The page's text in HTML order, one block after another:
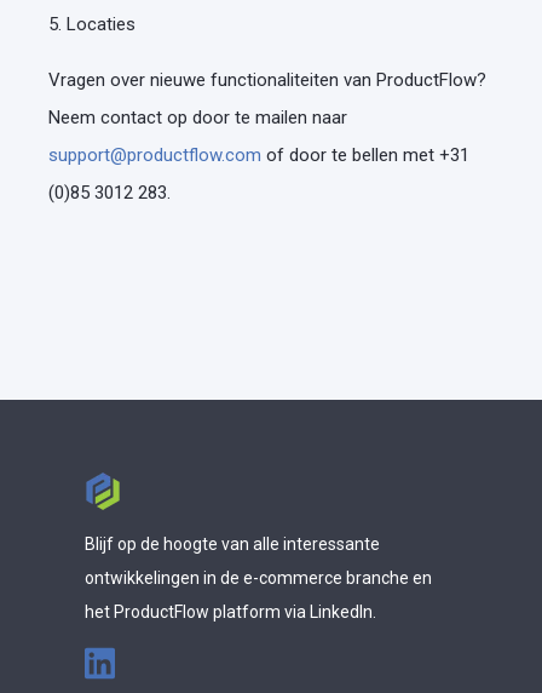
5. Locaties
Vragen over nieuwe functionaliteiten van ProductFlow?
Neem contact op door te mailen naar
support@productflow.com of door te bellen met +31
(0)85 3012 283.
Blijf op de hoogte van alle interessante
ontwikkelingen in de e-commerce branche en
het ProductFlow platform via LinkedIn.